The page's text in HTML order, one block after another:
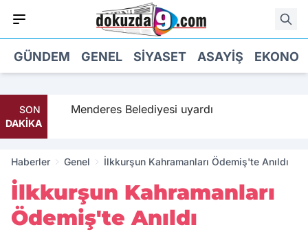
GÜNDEM GENEL SIYASET ASAYIŞ
SON
DAKİKA
geldi Menderes Belediyesi uyardı
Haberler Genel İlkkurşun Kahramanları Ödemiş'te Anıldı
İlkkurşun Kahramanları
Ödemiş'te Anıldı